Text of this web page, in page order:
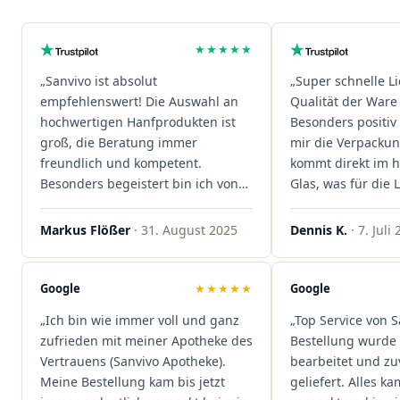
★★★★★
„Sanvivo ist absolut
empfehlenswert! Die Auswahl an
hochwertigen Hanfprodukten ist
groß, die Beratung immer
freundlich und kompetent.
Besonders begeistert bin ich von
der schnellen Rezeptannahme –
alles läuft unkompliziert und
sind extrem zügig, was mir jedes
Mal viel Zeit spart. Man merkt,
Kundenzufriedenheit an erster
Stelle stehen. Vielen Dank an das
Team von Sanvivo – ich bin
rundum begeistert!"
Markus Flößer · 31. August 2025
„Super schnelle
Qualität der
Besonders
mir die
kommt direkt im
Glas, was für die
ist. Ich bestelle
wieder!"
Dennis K. · 7. Juli
Google ★★★★★
„Ich bin wie immer voll und ganz
zufrieden mit meiner Apotheke des
Vertrauens (Sanvivo Apotheke).
Meine Bestellung kam bis jetzt
Google
„Top Service von
Bestellung wurde
bearbeitet und
geliefert. Alles